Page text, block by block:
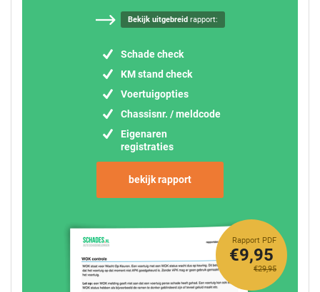
Bekijk uitgebreidrapport:
Schade check
KM stand check
Voertuigopties
Chassisnr. / meldcode
Eigenaren
registraties
bekijk rapport
Rapport PDF
€29,95
€9,95